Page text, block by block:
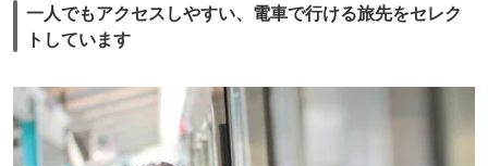
一人でもアクセスしやすい、電車で行ける旅先をセレク
トしています